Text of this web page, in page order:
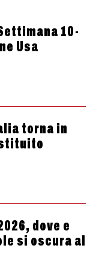
10-
Usa
torna in
dove e
si oscura al